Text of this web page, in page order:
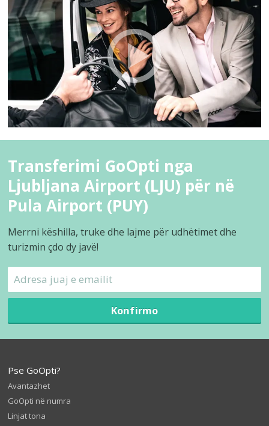
Transferimi GoOpti nga
Ljubljana Airport (LJU) për në
Pula Airport (PUY)
Merrni këshilla, truke dhe lajme për udhëtimet dhe
turizmin çdo dy javë!
Konfirmo
Pse GoOpti?
Avantazhet
GoOpti në numra
Linjat tona